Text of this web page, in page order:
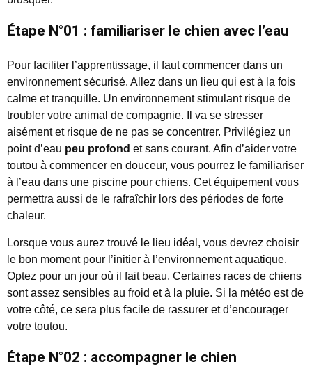
Étape N°01 : familiariser le chien avec l’eau
Pour faciliter l’apprentissage, il faut commencer dans un
environnement sécurisé. Allez dans un lieu qui est à la fois
calme et tranquille. Un environnement stimulant risque de
troubler votre animal de compagnie. Il va se stresser
aisément et risque de ne pas se concentrer. Privilégiez un
point d’eau peu profond et sans courant. Afin d’aider votre
toutou à commencer en douceur, vous pourrez le familiariser
à l’eau dans une piscine pour chiens. Cet équipement vous
permettra aussi de le rafraîchir lors des périodes de forte
chaleur.
Lorsque vous aurez trouvé le lieu idéal, vous devrez choisir
le bon moment pour l’initier à l’environnement aquatique.
Optez pour un jour où il fait beau. Certaines races de chiens
sont assez sensibles au froid et à la pluie. Si la météo est de
votre côté, ce sera plus facile de rassurer et d’encourager
votre toutou.
Étape N°02 : accompagner le chien